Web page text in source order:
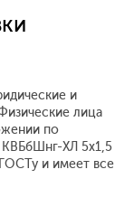
и
лица
по
КВБбШнг-ХЛ 5х1,5
и имеет все